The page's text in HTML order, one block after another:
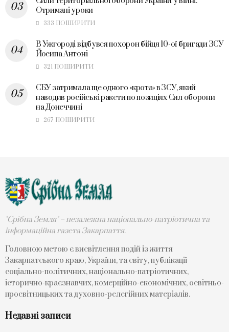
Отримані уроки
333 ПОШИРИТИ
В Ужгороді відбувся похорон бійця 10-ої бригади ЗСУ
Йосипа Антоні
321 ПОШИРИТИ
СБУ затримала ще одного «крота» в ЗСУ, який
наводив російські ракети по позиціях Сил оборони
на Донеччині
267 ПОШИРИТИ
"Срібна Земля" – незалежна національно-патріотична та
інформаційна газета Закарпаття.
Головною метою є висвітлення подій із життя
Закарпатського краю, України, та світу, публікації
соціально-політичних, національно-патріотичних,
історично-краєзнавчих, комерційно-економічних, освітньо-
просвітницьких та духовно-релегійних матеріалів.
Недавні записи